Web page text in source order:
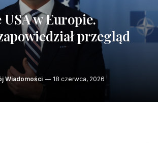
USA w Europie.
przegląd
Wiadomości 18 czerwca, 2026